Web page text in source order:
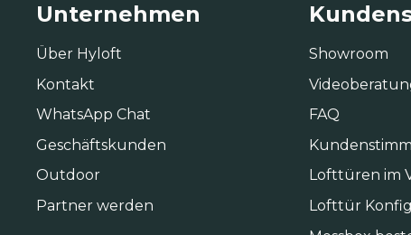
Unternehmen
Über Hyloft
Kontakt
WhatsApp Chat
Geschäftskunden
Outdoor
Partner werden
Showroom
FAQ
Lofttüren im
Lofttür